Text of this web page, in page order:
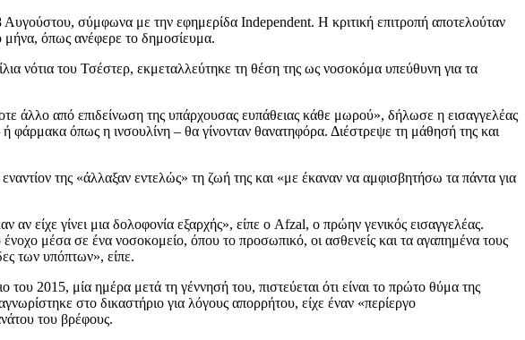
σύμφωνα με την εφημερίδα Independent. Η κριτική επιτροπή αποτελούταν
μήνα, όπως ανέφερε το δημοσίευμα.
νότια του Τσέστερ, εκμεταλλεύτηκε τη θέση της ως νοσοκόμα υπεύθυνη για τα
άλλο από επιδείνωση της υπάρχουσας ευπάθειας κάθε μωρού», δήλωσε η εισαγγελέας
όπως η ινσουλίνη – θα γίνονταν θανατηφόρα. Διέστρεψε τη μάθησή της και
της «άλλαξαν εντελώς» τη ζωή της και «με έκαναν να αμφισβητήσω τα πάντα για
αν είχε γίνει μια δολοφονία εξαρχής», είπε ο Afzal, ο πρώην γενικός εισαγγελέας.
μέσα σε ένα νοσοκομείο, όπου το προσωπικό, οι ασθενείς και τα αγαπημένα τους
των υπόπτων», είπε.
2015, μία ημέρα μετά τη γέννησή του, πιστεύεται ότι είναι το πρώτο θύμα της
στο δικαστήριο για λόγους απορρήτου, είχε έναν «περίεργο
του βρέφους.